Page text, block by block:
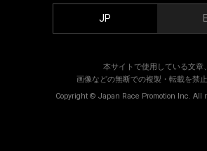
JP
本サイトで使用している文章、
画像などの無断での複製・転載を禁止
Copyright © Japan Race Promotion Inc. All